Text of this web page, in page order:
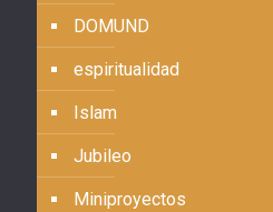
DOMUND
espiritualidad
Islam
Jubileo
Miniproyectos